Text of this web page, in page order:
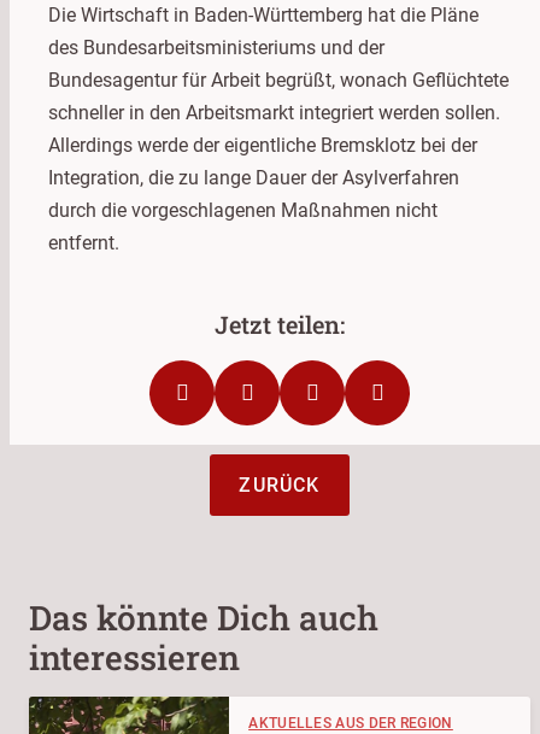
Die Wirtschaft in Baden-Württemberg hat die Pläne
des Bundesarbeitsministeriums und der
Bundesagentur für Arbeit begrüßt, wonach Geflüchtete
schneller in den Arbeitsmarkt integriert werden sollen.
Allerdings werde der eigentliche Bremsklotz bei der
Integration, die zu lange Dauer der Asylverfahren
durch die vorgeschlagenen Maßnahmen nicht
entfernt.
ZURÜCK
Das könnte Dich auch
interessieren
AKTUELLES AUS DER REGION